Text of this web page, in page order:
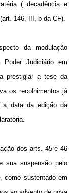
( decadência e
146, III, b da CF).
da modulação
Poder Judiciário em
prestigiar a tese da
os recolhimentos já
a data da edição da
dos arts. 45 e 46
sua suspensão pelo
como sustentado em